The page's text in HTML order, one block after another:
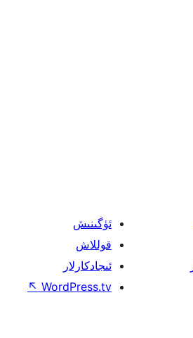
ئۈگىنىش
قوللاش
ئىجادكارلار
WordPress.tv
↖